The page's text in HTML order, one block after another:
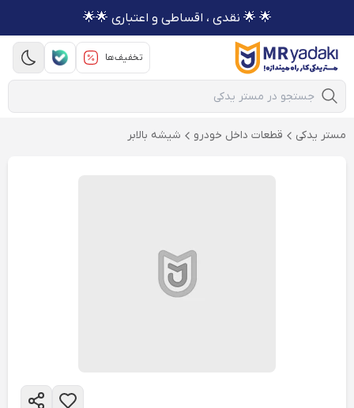
🌟 🌟 نقدی ، اقساطی و اعتباری 🌟🌟
تخفیف‌ها
Mobile Search
مستر یدکی قطعات داخل خودرو شیشه بالابر